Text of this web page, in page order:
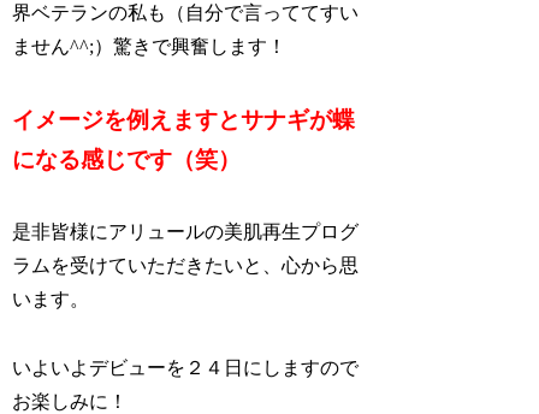
界ベテランの私も（自分で言っててすい
ません^^;）驚きで興奮します！
イメージを例えますとサナギが蝶
になる感じです（笑）
是非皆様にアリュールの美肌再生プログ
ラムを受けていただきたいと、心から思
います。
いよいよデビューを２４日にしますので
お楽しみに！